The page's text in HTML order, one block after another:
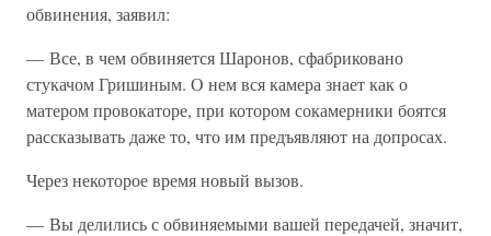
обвинения, заявил:
— Все, в чем обвиняется Шаронов, сфабриковано
стукачом Гришиным. О нем вся камера знает как о
матером провокаторе, при котором сокамерники боятся
рассказывать даже то, что им предъявляют на допросах.
Через некоторое время новый вызов.
— Вы делились с обвиняемыми вашей передачей, значит,